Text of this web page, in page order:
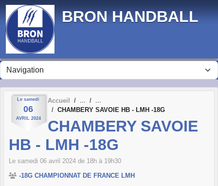
BRON HANDBALL
Le samedi
06
AVRIL 2024
Accueil
CHAMBERY SAVOIE HB - LMH -18G
CHAMBERY SAVOIE
HB - LMH -18G
Le samedi 06 avril 2024 de 18h à 19h30
-18G CHAMPIONNAT DE FRANCE LMH
Panneau de gestion des cookies